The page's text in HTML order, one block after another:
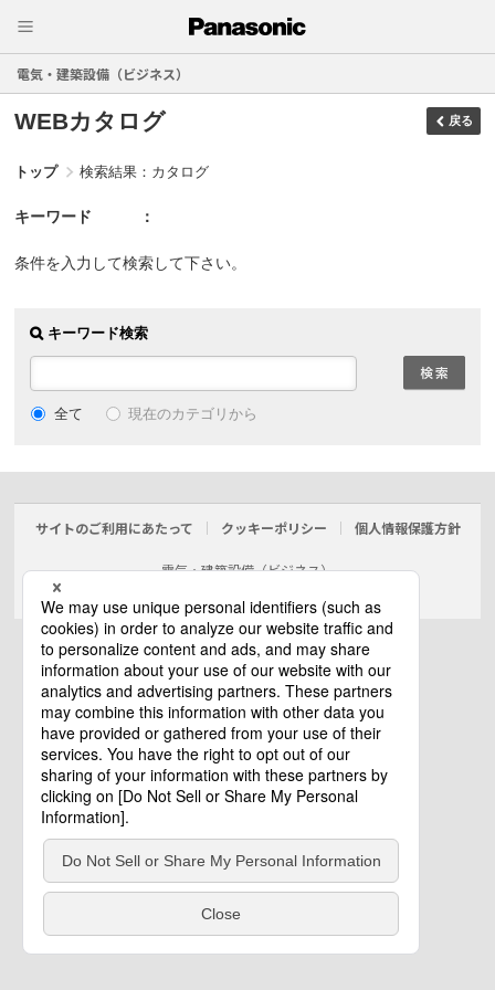
電気・建築設備（ビジネス）
WEBカタログ 戻る
トップ 検索結果：カタログ
キーワード
条件を入力して検索して下さい。
キーワード検索
全て 現在のカテゴリから
サイトのご利用にあたって クッキーポリシー 個人情報保護方針
電気・建築設備（ビジネス）